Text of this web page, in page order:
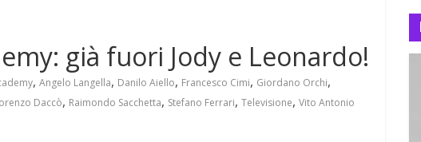
già fuori Jody e Leonardo!
, Angelo Langella, Danilo Aiello, Francesco Cimi, Giordano Orchi,
Daccò, Raimondo Sacchetta, Stefano Ferrari, Televisione, Vito Antonio